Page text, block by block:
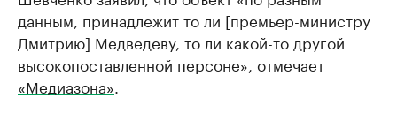
данным, принадлежит то ли [премьер-министру
Дмитрию] Медведеву, то ли какой-то другой
высокопоставленной персоне», отмечает
«Медиазона»